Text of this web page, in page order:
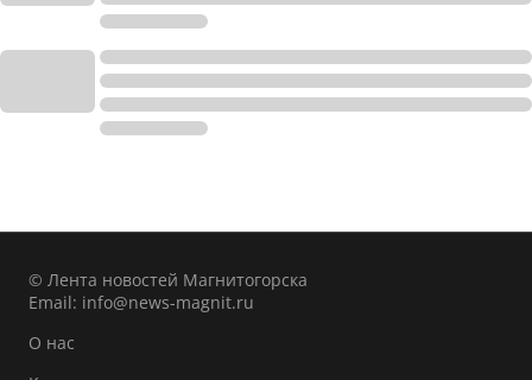
© Лента новостей Магнитогорска
Email: info@news-magnit.ru
О нас